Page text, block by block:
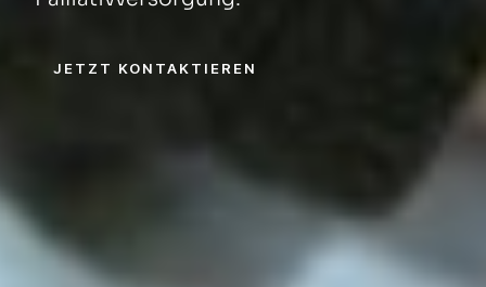
JETZT KONTAKTIEREN